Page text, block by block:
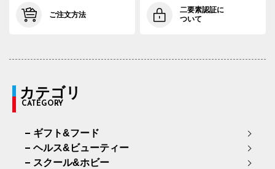
ご注文方法
二要素認証に
ついて
カテゴリ
CATEGORY
ギフト&フード
ヘルス&ビューティー
スクール&ホビー